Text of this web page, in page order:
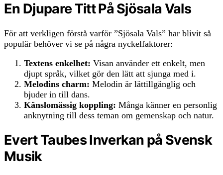
En Djupare Titt På Sjösala Vals
För att verkligen förstå varför ”Sjösala Vals” har blivit så
populär behöver vi se på några nyckelfaktorer:
Textens enkelhet: Visan använder ett enkelt, men
djupt språk, vilket gör den lätt att sjunga med i.
Melodins charm: Melodin är lättillgänglig och
bjuder in till dans.
Känslomässig koppling: Många känner en personlig
anknytning till dess teman om gemenskap och natur.
Evert Taubes Inverkan på Svensk
Musik